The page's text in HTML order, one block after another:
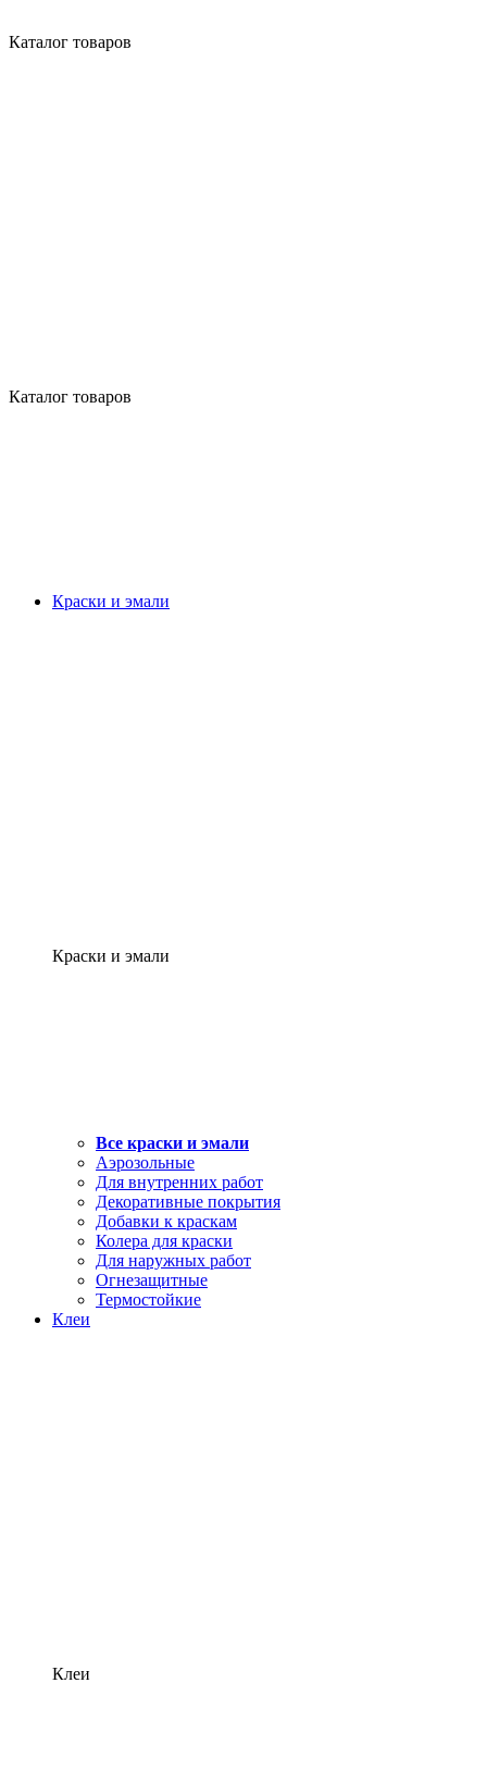
Каталог товаров
Каталог товаров
Краски и эмали
Краски и эмали
Все краски и эмали
Аэрозольные
Для внутренних работ
Декоративные покрытия
Добавки к краскам
Колера для краски
Для наружных работ
Огнезащитные
Термостойкие
Клеи
Клеи